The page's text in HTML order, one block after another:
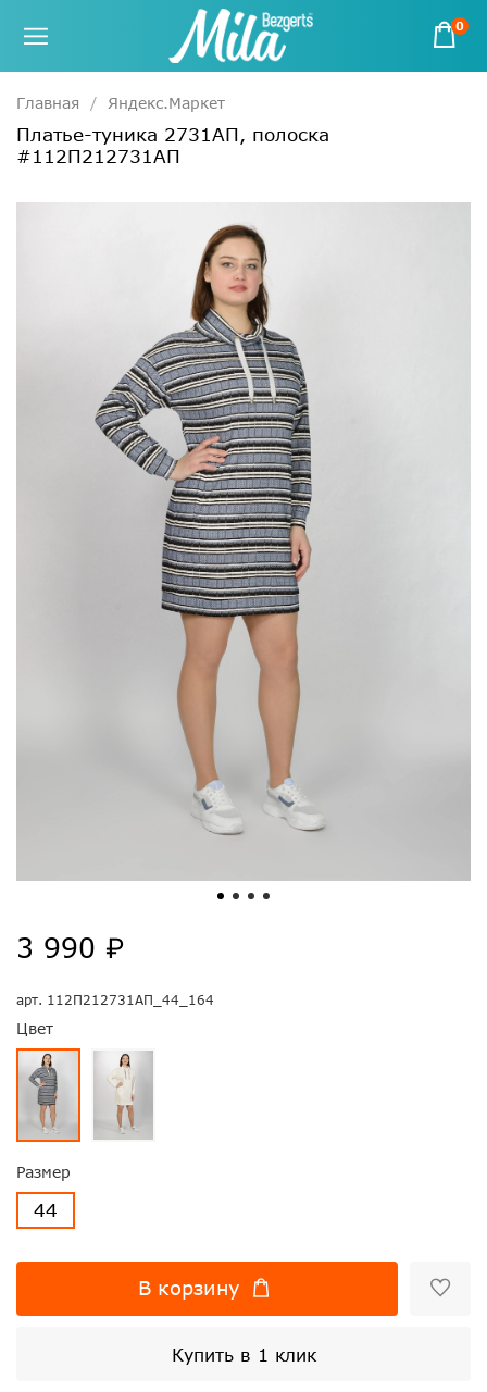
0
Главная Яндекс.Маркет
Платье-туника 2731АП, полоска
#112П212731АП
арт. 112П212731АП_44_164
Цвет
Размер
44
3 990 ₽
В корзину
Купить в 1 клик